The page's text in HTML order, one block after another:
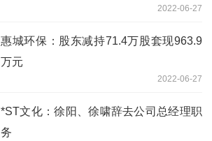
2022-06-27
惠城环保：股东减持71.4万股套现963.9
万元
2022-06-27
*ST文化：徐阳、徐啸辞去公司总经理职
务